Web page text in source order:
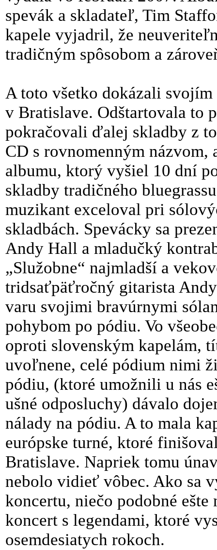
spevák a skladateľ, Tim
kapele vyjadril, že
tradičným spôsobom a
A toto všetko dokázali
v Bratislave. Odštartovala to
pokračovali ďalej skladby z
CD s rovnomenným názvom,
albumu, ktorý vyšiel 10 dní
skladby tradičného
muzikant exceloval pri
skladbách. Spevácky sa
Andy Hall a mladučký
„Služobne“ najmladší a
tridsaťpäťročný gitarista
varu svojimi bravúrnymi
pohybom po pódiu. Vo
oproti slovenským kapelám,
uvoľnene, celé pódium nimi
pódiu, (ktoré umožnili u nás
ušné odposluchy) dávalo
nálady na pódiu. A to mala
európske turné, ktoré
Bratislave. Napriek tomu
nebolo vidieť vôbec. Ako sa
koncertu, niečo podobné
koncert s legendami, ktoré
osemdesiatych rokoch.